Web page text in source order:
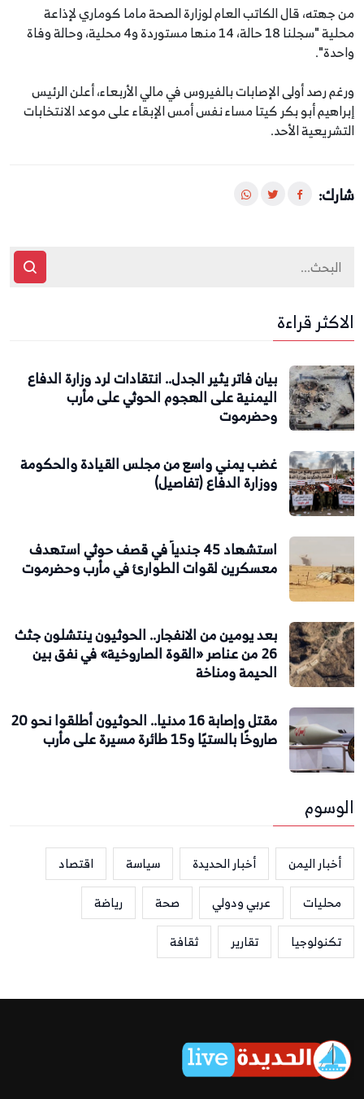
من جهته، قال الكاتب العام لوزارة الصحة ماما كوماري لإذاعة
محلية "سجلنا 18 حالة، 14 منها مستوردة و4 محلية، وحالة وفاة
واحدة".
ورغم رصد أولى الإصابات بالفيروس في مالي الأربعاء، أعلن الرئيس
إبراهيم أبو بكر كيتا مساء نفس أمس الإبقاء على موعد الانتخابات
التشريعية الأحد.
شارك:
الاكثر قراءة
بيان فاتر يثير الجدل.. انتقادات لرد وزارة الدفاع
اليمنية على الهجوم الحوثي على مأرب
وحضرموت
غضب يمني واسع من مجلس القيادة والحكومة
ووزارة الدفاع (تفاصيل)
استشهاد 45 جندياً في قصف حوثي استهدف
معسكرين لقوات الطوارئ في مأرب وحضرموت
بعد يومين من الانفجار.. الحوثيون ينتشلون جثث
26 من عناصر «القوة الصاروخية» في نفق بين
الحيمة ومناخة
مقتل وإصابة 16 مدنيا.. الحوثيون أطلقوا نحو 20
صاروخًا بالستيًا و15 طائرة مسيرة على مأرب
الوسوم
أخبار اليمن أخبار الحديدة سياسة
اقتصاد
محليات
عربي ودولي صحة
رياضة
تكنولوجيا
تقارير ثقافة